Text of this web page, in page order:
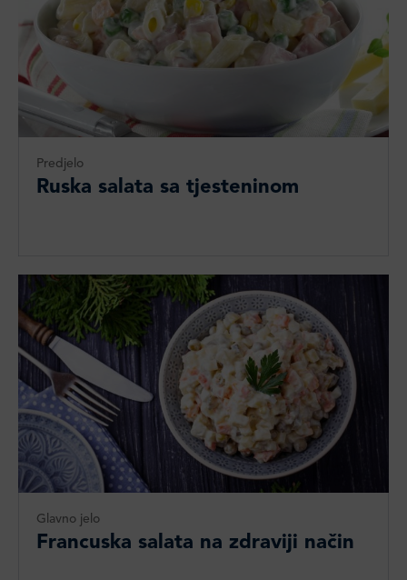
Predjelo
Ruska salata sa tjesteninom
Glavno jelo
Francuska salata na zdraviji način